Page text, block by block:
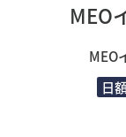
MEO
MEO
日